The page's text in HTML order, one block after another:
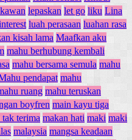
lepaskan let go liku Lina
luah perasaan luahan rasa
kisah lama Maafkan aku
mahu berhubung kembali
mahu bersama semula mahu
pendapat mahu
ruang mahu teruskan
boyfren main kayu tiga
terima makan hati maki maki
malaysia mangsa keadaan